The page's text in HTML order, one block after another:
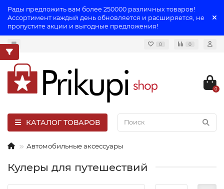
Рады предложить вам более 250000 различных товаров!
Ассортимент каждый день обновляется и расширяется, не
пропустите акции и выгодные предложения!
0 0
0
КАТАЛОГ ТОВАРОВ
Автомобильные аксессуары
Кулеры для путешествий